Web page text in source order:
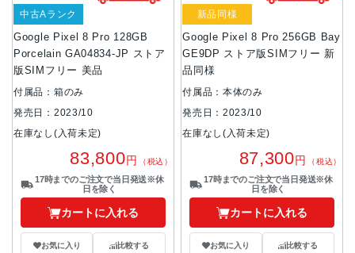
Google Pixel 8 Pro 128GB
Porcelain GA04834-JP ストア
版SIMフリー 美品
中古Aランク
付属品：箱のみ
発売日：2023/10
在庫なし(入荷未定)
83,800円 （税込）
17時までのご注文で当日発送※休
日を除く
カートに入れる
お気に入り 比較する
Google Pixel 8 Pro 256GB Bay
GE9DP ストア版SIMフリー 新
品同様
新品同様
付属品：本体のみ
発売日：2023/10
在庫なし(入荷未定)
87,300円 （税込）
17時までのご注文で当日発送※休
日を除く
カートに入れる
お気に入り 比較する